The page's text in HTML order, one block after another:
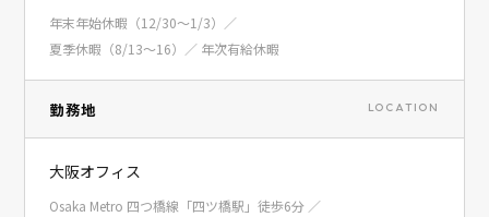
年末年始休暇（12/30〜1/3）／
夏季休暇（8/13〜16）／ 年次有給休暇
勤務地 LOCATION
大阪オフィス
Osaka Metro 四つ橋線「四ツ橋駅」徒歩6分 ／